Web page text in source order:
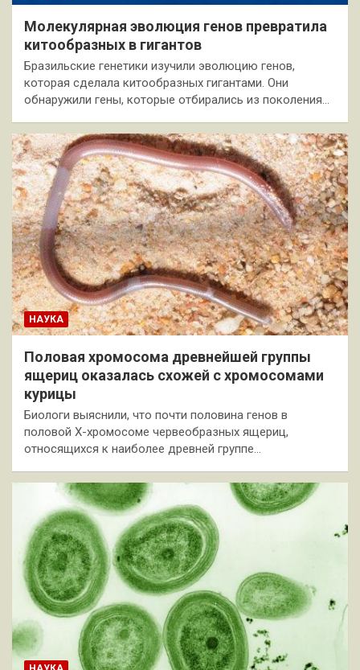
Молекулярная эволюция генов превратила
китообразных в гигантов
Бразильские генетики изучили эволюцию генов,
которая сделала китообразных гигантами. Они
обнаружили гены, которые отбирались из поколения…
НАУКА
Половая хромосома древнейшей группы
ящериц оказалась схожей с хромосомами
курицы
Биологи выяснили, что почти половина генов в
половой Х-хромосоме червеобразных ящериц,
относящихся к наиболее древней группе…